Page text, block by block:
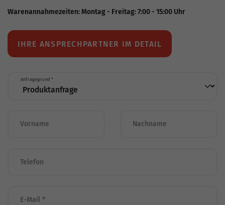
Warenannahmezeiten: Montag - Freitag: 7:00 - 15:00 Uhr
IHRE ANSPRECHPARTNER IM DETAIL
Anfragegrund *
Vorname Nachname
Telefon
E-Mail *